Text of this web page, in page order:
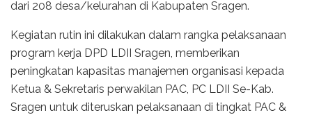
dari 208 desa/kelurahan di Kabupaten Sragen.
Kegiatan rutin ini dilakukan dalam rangka pelaksanaan
program kerja DPD LDII Sragen, memberikan
peningkatan kapasitas manajemen organisasi kepada
Ketua & Sekretaris perwakilan PAC, PC LDII Se-Kab.
Sragen untuk diteruskan pelaksanaan di tingkat PAC &